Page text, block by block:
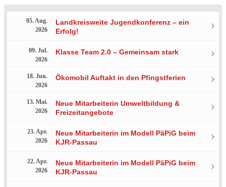
05. Aug.
2026
Landkreisweite Jugendkonferenz – ein
Erfolg!
09. Jul.
2026
Klasse Team 2.0 – Gemeinsam stark
18. Jun.
2026
Ökomobil Auftakt in den Pfingstferien
13. Mai.
2026
Neue Mitarbeiterin Umweltbildung &
Freizeitangebote
23. Apr.
2026
Neue Mitarbeiterin im Modell PäPiG beim
KJR-Passau
22. Apr.
2026
Neue Mitarbeiterin im Modell PäPiG beim
KJR-Passau